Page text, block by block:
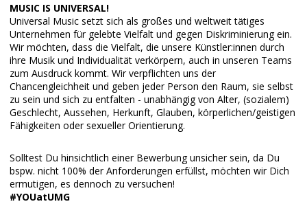
MUSIC IS UNIVERSAL!
Universal Music setzt sich als großes und weltweit tätiges
Unternehmen für gelebte Vielfalt und gegen Diskriminierung ein.
Wir möchten, dass die Vielfalt, die unsere Künstler:innen durch
ihre Musik und Individualität verkörpern, auch in unseren Teams
zum Ausdruck kommt. Wir verpflichten uns der
Chancengleichheit und geben jeder Person den Raum, sie selbst
zu sein und sich zu entfalten - unabhängig von Alter, (sozialem)
Geschlecht, Aussehen, Herkunft, Glauben, körperlichen/geistigen
Fähigkeiten oder sexueller Orientierung.
Solltest Du hinsichtlich einer Bewerbung unsicher sein, da Du
bspw. nicht 100% der Anforderungen erfüllst, möchten wir Dich
ermutigen, es dennoch zu versuchen!
#YOUatUMG